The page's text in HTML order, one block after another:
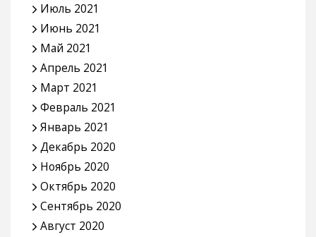
Июль 2021
Июнь 2021
Май 2021
Апрель 2021
Март 2021
Февраль 2021
Январь 2021
Декабрь 2020
Ноябрь 2020
Октябрь 2020
Сентябрь 2020
Август 2020